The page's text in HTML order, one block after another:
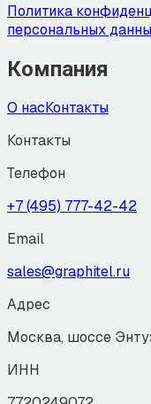
Политика
персональных
Компания
О насКонтакты
Контакты
Телефон
+7 (495) 777-42-42
Email
sales@graphitel.ru
Адрес
Москва, шоссе
ИНН